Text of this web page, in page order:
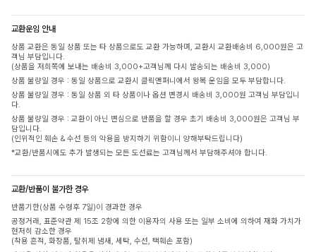
교환운임 안내
상품 교환은 동일 상품 또는 타 상품으로도 교환 가능하며, 교환시 교환배송비 6,000원은 고
객님 부담입니다.
(상품을 저희쪽에 보내는 배송비 3,000+고객님께 다시 발송되는 배송비 3,000)
상품 불량일 경우 : 동일 상품으로 교환시 클릭앤퍼니에서 왕복 운임을 모두 부담합니다.
상품 불량일 경우 : 동일 상품 외 타 상품이나 옵션 변경시 배송비 3,000원 고객님 부담입니
다.
상품 불량일 경우 : 교환이 아닌 변심으로 반품을 할 경우 초기 배송비 3,000원은 고객님 부
담입니다.
(인위적인 훼손 & 수선 등의 악용을 방지하기 위함이니 양해부탁드립니다)
*교환/반품시에도 추가 발생되는 모든 도선료는 고객님께서 부담해주셔야 합니다.
교환/반품이 불가한 경우
반품기한(상품 수령후 7일)이 경과한 경우
공정거래, 표준약관 제 15조 2항에 의한 이용자의 사용 또는 일부 소비에 의하여 재화 가치가
현저히 감소한 경우
(착용 흔적, 화장품, 탈취제 냄새, 세탁, 수선, 택훼손 포함)